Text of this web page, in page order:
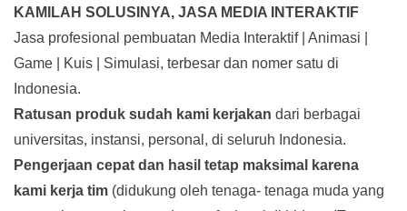
KAMILAH SOLUSINYA, JASA MEDIA INTERAKTIF
Jasa profesional pembuatan Media Interaktif | Animasi |
Game | Kuis | Simulasi, terbesar dan nomer satu di
Indonesia.
Ratusan produk sudah kami kerjakan dari berbagai
universitas, instansi, personal, di seluruh Indonesia.
Pengerjaan cepat dan hasil tetap maksimal karena
kami kerja tim (didukung oleh tenaga- tenaga muda yang